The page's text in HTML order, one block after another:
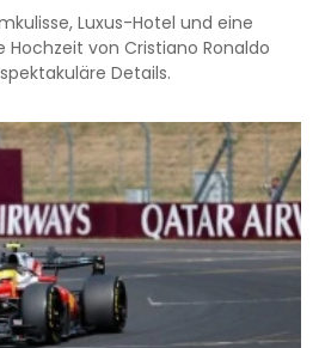
Luxus-Hotel und eine
Hochzeit von Cristiano Ronaldo
Details.